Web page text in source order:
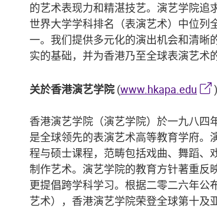
的艺术表现力和精湛技艺。演艺学院追
世界大学学科排名（表演艺术）中位列
一。我们提供多元化的演出机会和清晰
实的基础，并为香港乃至全球表演艺术
关於香港演艺学院 (www.hkapa.edu )
香港演艺学院（演艺学院）於一九八四
是全球领先的表演艺术高等教育学府。
程与硕士课程，范畴包括戏曲、舞蹈、
制作艺术。演艺学院的教育方针著重反
更提倡跨学科学习。根据二零二六年公
艺术），香港演艺学院荣登全球第十及